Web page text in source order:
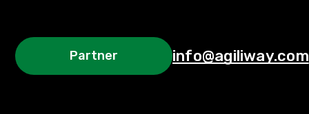
Partner info@agiliway.com